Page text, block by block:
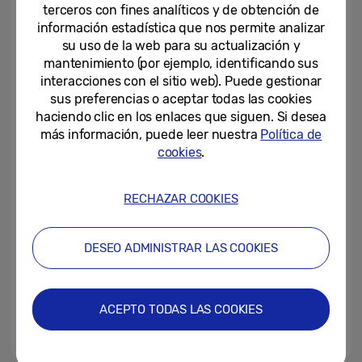
para mejorar la empleabilidad...
Samsung y Human Age Institute
fomentan la empleabilidad de los
jóvenes del sector TIC
19-01-2023
Developer Awards 2022
22-09-2022
La Real Academia de Ingeniería
Samsung presentando un...
terceros con fines analíticos y de obtención de
información estadística que nos permite analizar
su uso de la web para su actualización y
mantenimiento (por ejemplo, identificando sus
interacciones con el sitio web). Puede gestionar
sus preferencias o aceptar todas las cookies
haciendo clic en los enlaces que siguen. Si desea
más información, puede leer nuestra Política de
cookies.
RECHAZAR COOKIES
DESEO ADMINISTRAR LAS COOKIES
ACEPTO TODAS LAS COOKIES